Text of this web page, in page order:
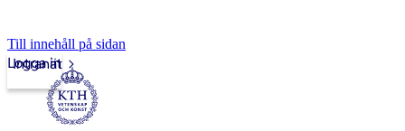
Till innehåll på sidan
Intranät
Logga in